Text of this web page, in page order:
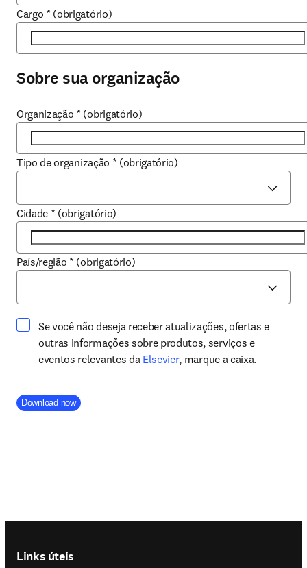
Cargo * (obrigatório)
Sobre sua organização
Organização * (obrigatório)
Tipo de organização * (obrigatório)
Cidade * (obrigatório)
País/região * (obrigatório)
Se você não deseja receber atualizações, ofertas e
outras informações sobre produtos, serviços e
eventos relevantes da Elsevieropens in new tab/window
, marque a caixa.
Company Division
Download now
Links úteis